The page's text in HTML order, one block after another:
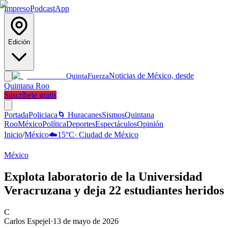
ImpresoPodcastApp
Edición
QuintaFuerzaNoticias de México, desde
Quintana Roo
Suscríbete gratis
PortadaPoliciaca 🌀 HuracanesSismosQuintana
RooMéxicoPolíticaDeportesEspectáculosOpinión
Inicio/México☁️15°C· Ciudad de México
México
Explota laboratorio de la Universidad
Veracruzana y deja 22 estudiantes heridos
C
Carlos Espejel·13 de mayo de 2026